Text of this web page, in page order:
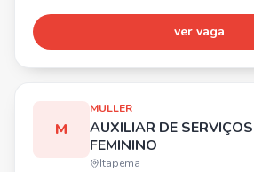
seja de fácil acesso.
ver vaga
M
MULLER
AUXILIAR DE
FEMININO
Itapema